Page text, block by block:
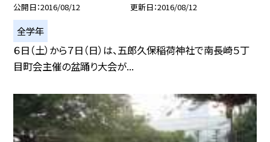
公開日 2016/08/12 更新日 2016/08/12
全学年
６日（土）から７日（日）は、五郎久保稲荷神社で南長崎５丁
目町会主催の盆踊り大会が...